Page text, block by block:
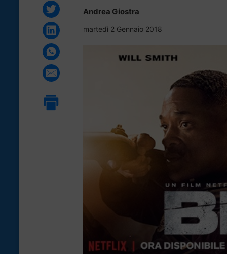
Andrea Giostra
martedì 2 Gennaio 2018